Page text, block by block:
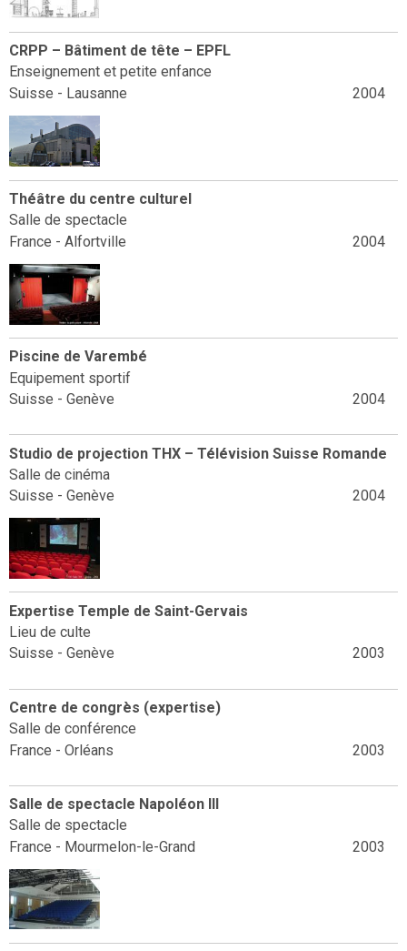
CRPP – Bâtiment de tête – EPFL
Enseignement et petite enfance
2004
Suisse - Lausanne
Théâtre du centre culturel
Salle de spectacle
2004
France - Alfortville
Piscine de Varembé
Equipement sportif
2004
Suisse - Genève
Studio de projection THX – Télévision Suisse Romande
Salle de cinéma
2004
Suisse - Genève
Expertise Temple de Saint-Gervais
Lieu de culte
2003
Suisse - Genève
Centre de congrès (expertise)
Salle de conférence
2003
France - Orléans
Salle de spectacle Napoléon III
Salle de spectacle
2003
France - Mourmelon-le-Grand